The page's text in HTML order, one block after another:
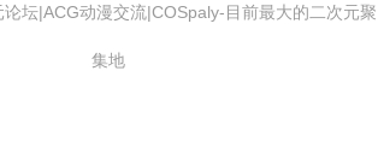
坛|ACG动漫交流|COSpaly-目前最大的二次元聚
集地